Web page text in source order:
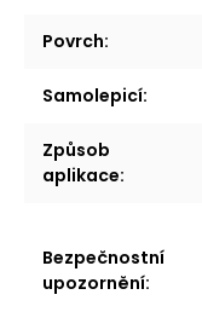
Povrch:
Samolepicí:
Způsob
aplikace:
Bezpečnostní
upozornění: